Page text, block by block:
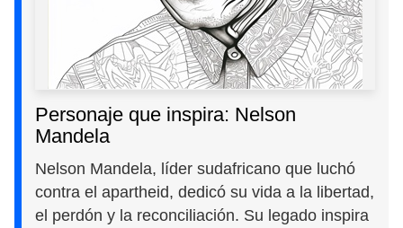
Personaje que inspira: Nelson
Mandela
Nelson Mandela, líder sudafricano que luchó
contra el apartheid, dedicó su vida a la libertad,
el perdón y la reconciliación. Su legado inspira